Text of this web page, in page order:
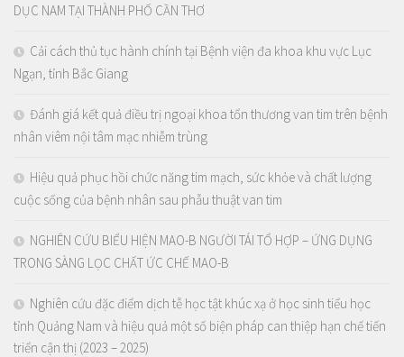
DỤC NAM TẠI THÀNH PHỐ CẦN THƠ
Cải cách thủ tục hành chính tại Bệnh viện đa khoa khu vực Lục
Ngạn, tỉnh Bắc Giang
Đánh giá kết quả điều trị ngoại khoa tổn thương van tim trên bệnh
nhân viêm nội tâm mạc nhiễm trùng
Hiệu quả phục hồi chức năng tim mạch, sức khỏe và chất lượng
cuộc sống của bệnh nhân sau phẫu thuật van tim
NGHIÊN CỨU BIỂU HIỆN MAO-B NGƯỜI TÁI TỔ HỢP – ỨNG DỤNG
TRONG SÀNG LỌC CHẤT ỨC CHẾ MAO-B
Nghiên cứu đặc điểm dịch tễ học tật khúc xạ ở học sinh tiểu học
tỉnh Quảng Nam và hiệu quả một số biện pháp can thiệp hạn chế tiến
triển cận thị (2023 – 2025)